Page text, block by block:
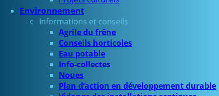
Environnement
Informations et conseils
Agrile du frêne
Conseils horticoles
Eau potable
Info-collectes
Noues
Plan d’action en développement durable